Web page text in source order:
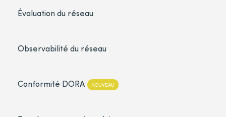
Évaluation du réseau
Observabilité du réseau
Conformité DORA NOUVEAU